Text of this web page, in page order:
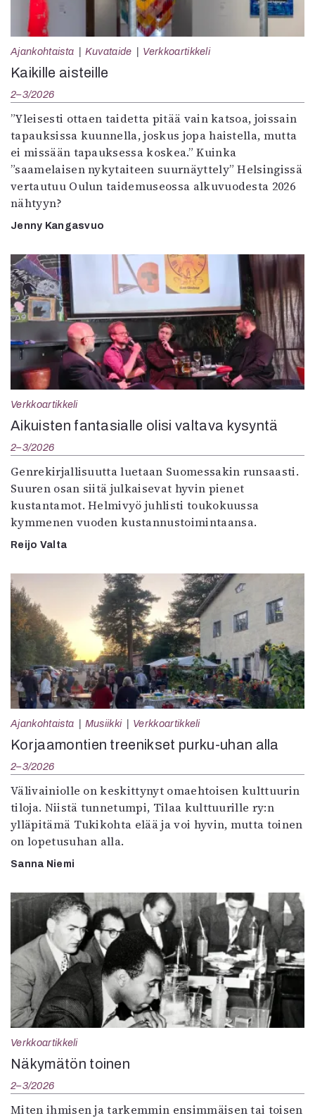
Ajankohtaista Kuvataide Verkkoartikkeli
Kaikille aisteille
2–3/2026
”Yleisesti ottaen taidetta pitää vain katsoa, joissain
tapauksissa kuunnella, joskus jopa haistella, mutta
ei missään tapauksessa koskea.” Kuinka
”saamelaisen nykytaiteen suurnäyttely” Helsingissä
vertautuu Oulun taidemuseossa alkuvuodesta 2026
nähtyyn?
Jenny Kangasvuo
Verkkoartikkeli
Aikuisten fantasialle olisi valtava kysyntä
2–3/2026
Genrekirjallisuutta luetaan Suomessakin runsaasti.
Suuren osan siitä julkaisevat hyvin pienet
kustantamot. Helmivyö juhlisti toukokuussa
kymmenen vuoden kustannustoimintaansa.
Reijo Valta
Ajankohtaista Musiikki Verkkoartikkeli
Korjaamontien treenikset purku-uhan alla
2–3/2026
Välivainiolle on keskittynyt omaehtoisen kulttuurin
tiloja. Niistä tunnetumpi, Tilaa kulttuurille ry:n
ylläpitämä Tukikohta elää ja voi hyvin, mutta toinen
on lopetusuhan alla.
Sanna Niemi
Verkkoartikkeli
Näkymätön toinen
2–3/2026
Miten ihmisen ja tarkemmin ensimmäisen tai toisen